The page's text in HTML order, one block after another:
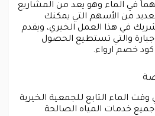
في الماء وهو يعد من المشاريع
من الأسهم التي يمكنك
في هذا العمل الخيري، ويقدم
والتي تستطيع الحصول
خصم ارواء.
الماء التابع للجمعية الخيرية
خدمات المياه الصالحة